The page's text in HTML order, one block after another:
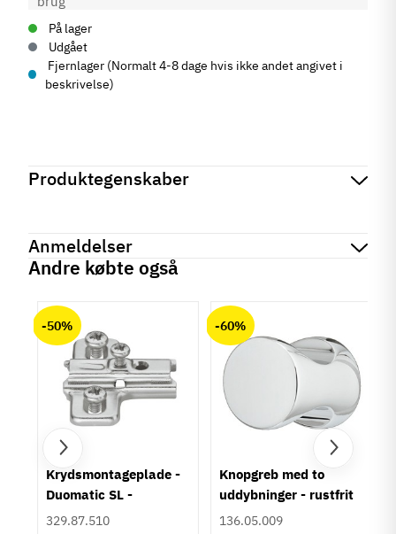
På lager
Udgået
Fjernlager (Normalt 4-8 dage hvis ikke andet angivet i
beskrivelse)
Produktegenskaber
På lager0 Varer
Produktinformation
Materiale
Aluminium
Stålfarvet
Sølvfarvet
Montering
Påskruning
Type
Grebsprofil
Anmeldelser
Andre købte også
-50%
Krydsmontageplade -
Duomatic SL -
Euroskruer
329.87.510
-60%
Knopgreb med to
uddybninger - rustfrit
stål
136.05.009